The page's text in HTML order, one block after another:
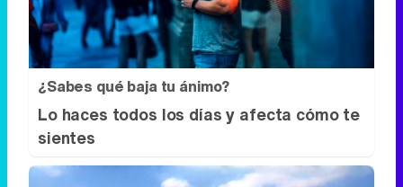
¿Sabes qué baja tu ánimo?
Lo haces todos los días y afecta cómo te
sientes